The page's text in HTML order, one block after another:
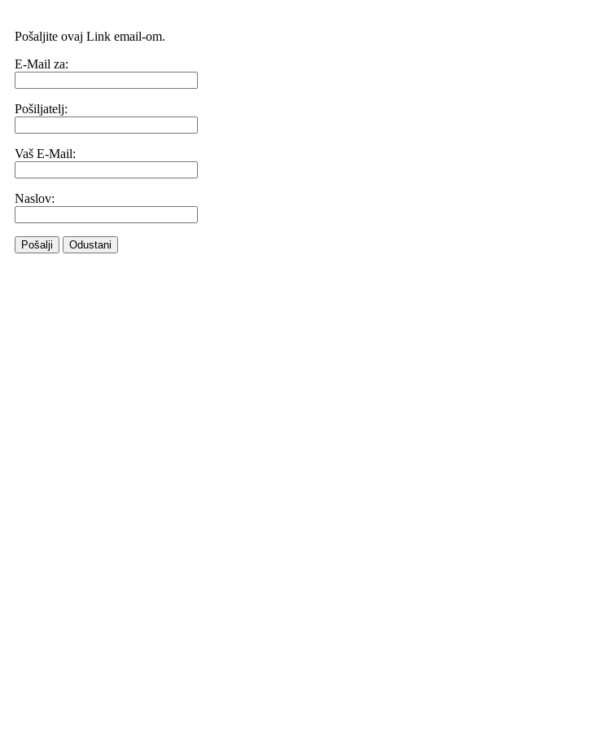
Pošaljite ovaj Link email-om.
E-Mail za:
Pošiljatelj:
Vaš E-Mail:
Naslov:
Pošalji Odustani